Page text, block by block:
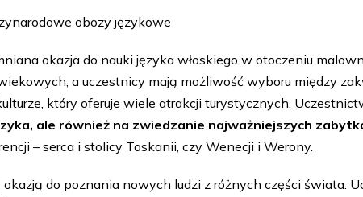
obozy językowe
okazja do nauki języka włoskiego w otoczeniu
a uczestnicy mają możliwość wyboru między
który oferuje wiele atrakcji turystycznych.
ale również na zwiedzanie najważniejszych
– serca i stolicy Toskanii, czy Wenecji i Werony.
do poznania nowych ludzi z różnych części świata.